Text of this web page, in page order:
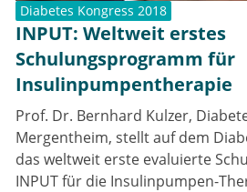
Diabetes Kongress 2018
INPUT: Weltweit erstes
Schulungsprogramm für
Insulinpumpentherapie
Prof. Dr. Bernhard Kulzer,
Mergentheim, stellt auf dem
das weltweit erste evaluierte
INPUT für die Insulinpumpen-